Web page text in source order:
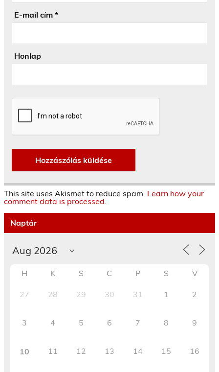
E-mail cím *
Honlap
This site uses Akismet to reduce spam. Learn how your
comment data is processed.
Naptár
H K S C P S V
27 28 29 30 31 1 2
3 4 5 6 7 8 9
10 11 12 13 14 15 16